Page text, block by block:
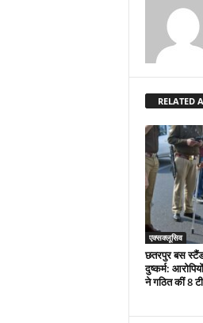
RELATED
एक्सक्लूसिव
छतरपुर बस
दुष्कर्म:
ने गठित कीं 8